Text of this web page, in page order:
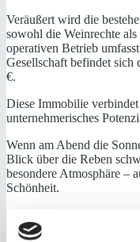
Veräußert wird die
sowohl die Weinrechte
operativen Betrieb
Gesellschaft befindet
€.
Diese Immobilie
unternehmerisches
Wenn am Abend die
Blick über die Reben
besondere Atmosphäre –
Schönheit.
Energieeffizienz